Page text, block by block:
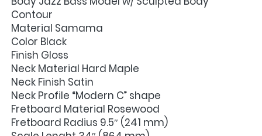
Contour
Material Samama
Color Black
Finish Gloss
Neck Material Hard Maple
Neck Finish Satin
Neck Profile “Modern C” shape
Fretboard Material Rosewood
Fretboard Radius 9.5″ (241 mm)